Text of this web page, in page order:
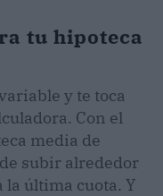
tu hipoteca
y te toca
Con el
media de
subir alrededor
la última cuota. Y